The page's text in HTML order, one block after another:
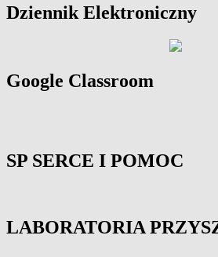
Primary
Area
Dziennik Elektroniczny
Google Classroom
SP SERCE I POMOC
LABORATORIA